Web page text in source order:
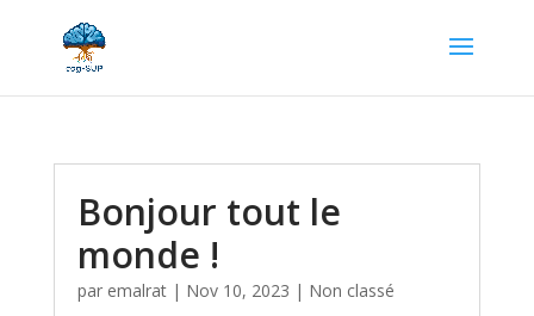
Bonjour tout le
monde !
par emalrat| Nov 10, 2023 | Non classé